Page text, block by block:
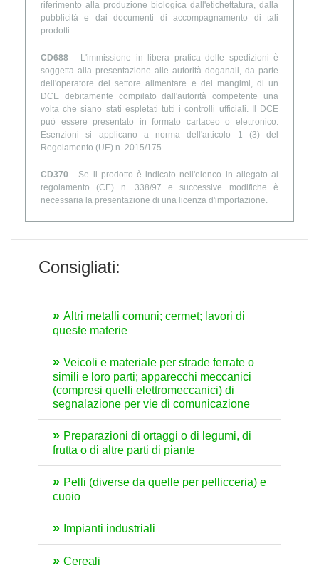
riferimento alla produzione biologica dall'etichettatura, dalla
pubblicità e dai documenti di accompagnamento di tali
prodotti.
CD688 - L'immissione in libera pratica delle spedizioni è
soggetta alla presentazione alle autorità doganali, da parte
dell'operatore del settore alimentare e dei mangimi, di un
DCE debitamente compilato dall'autorità competente una
volta che siano stati espletati tutti i controlli ufficiali. Il DCE
può essere presentato in formato cartaceo o elettronico.
Esenzioni si applicano a norma dell'articolo 1 (3) del
Regolamento (UE) n. 2015/175
CD370 - Se il prodotto è indicato nell'elenco in allegato al
regolamento (CE) n. 338/97 e successive modifiche è
necessaria la presentazione di una licenza d'importazione.
Consigliati:
Altri metalli comuni; cermet; lavori di
queste materie
Veicoli e materiale per strade ferrate o
simili e loro parti; apparecchi meccanici
(compresi quelli elettromeccanici) di
segnalazione per vie di comunicazione
Preparazioni di ortaggi o di legumi, di
frutta o di altre parti di piante
Pelli (diverse da quelle per pellicceria) e
cuoio
Impianti industriali
Cereali